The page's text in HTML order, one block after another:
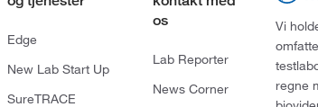
Edge
New Lab Start Up
SureTRACE
os
Lab Reporter
News Corner
Vi
regne